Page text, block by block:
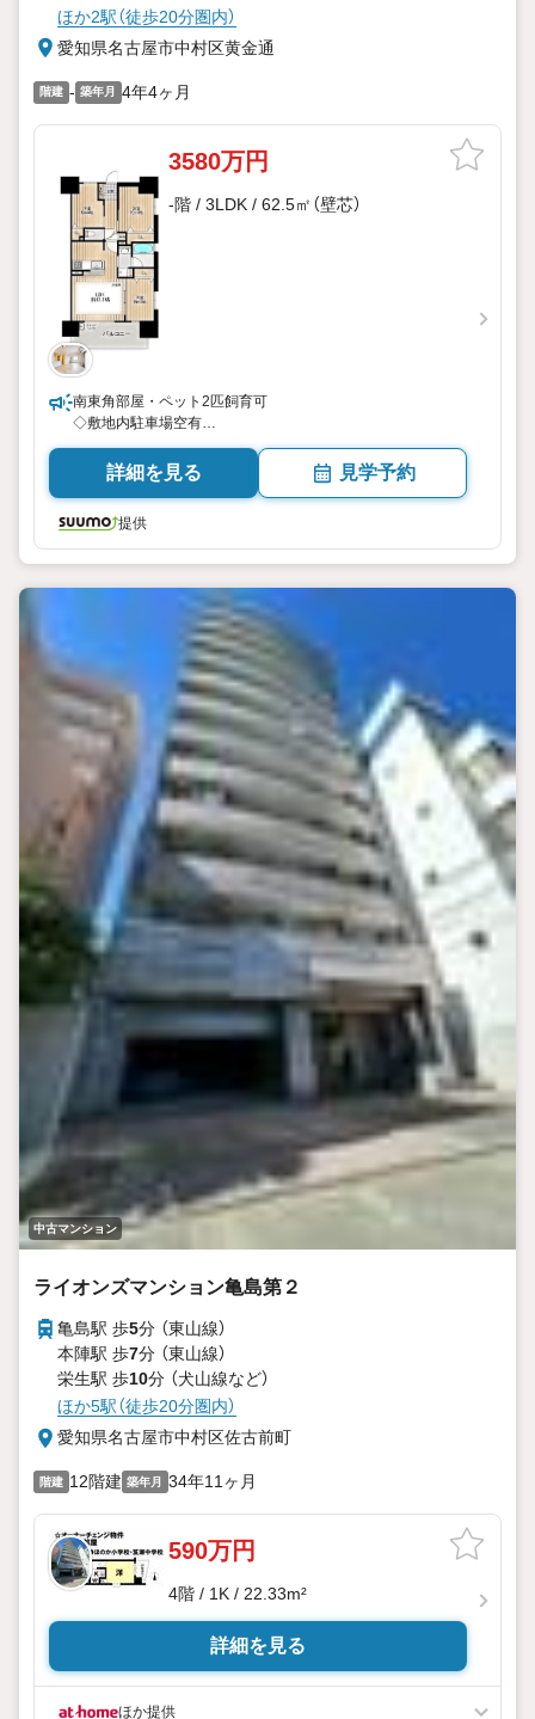
ほか2駅（徒歩20分圏内）
愛知県名古屋市中村区黄金通
階建 - 築年月 4年4ヶ月
3580万円
-階 / 3LDK / 62.5㎡（壁芯）
南東角部屋・ペット2匹飼育可
◇敷地内駐車場空有
◇近鉄「黄金」駅6分
詳細を見る 見学予約
提供
中古マンション
ライオンズマンション亀島第２
亀島駅 歩5分 （東山線）
本陣駅 歩7分 （東山線）
栄生駅 歩10分 （犬山線など）
ほか5駅（徒歩20分圏内）
愛知県名古屋市中村区佐古前町
階建 12階建 築年月 34年11ヶ月
590万円
4階 / 1K / 22.33m²
詳細を見る
ほか提供